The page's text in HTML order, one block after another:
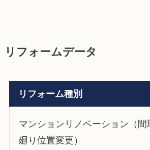
リフォームデータ
リフォーム種別
マンションリノベーション（間
廻り位置変更）